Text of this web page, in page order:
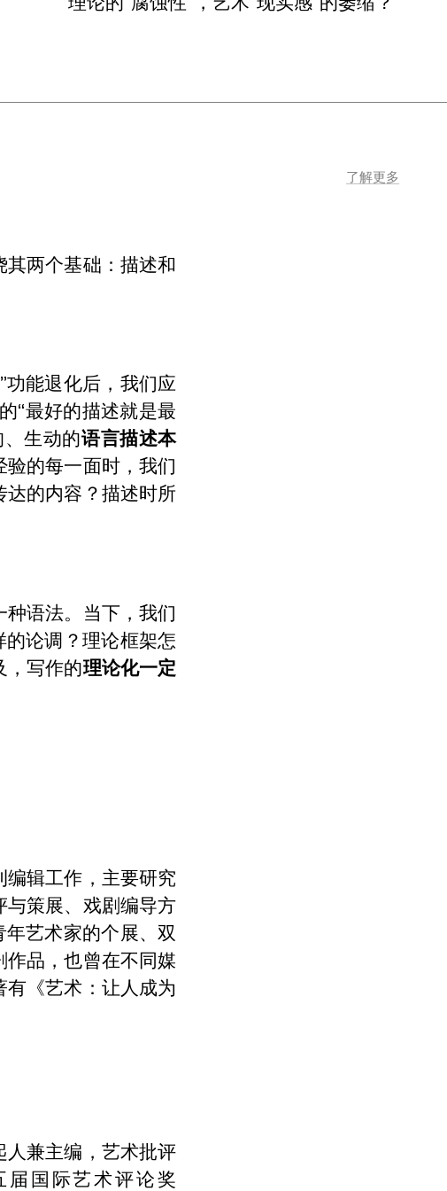
了解更多
两个基础：描述和
功能退化后，我们应
“最好的描述就是最
、生动的语言描述本
验的每一面时，我们
达的内容？描述时所
语法。当下，我们
的论调？理论框架怎
，写作的理论化一定
编辑工作，主要研究
与策展、戏剧编导方
年艺术家的个展、双
作品，也曾在不同媒
《艺术：让人成为
人兼主编，艺术批评
届国际艺术评论奖